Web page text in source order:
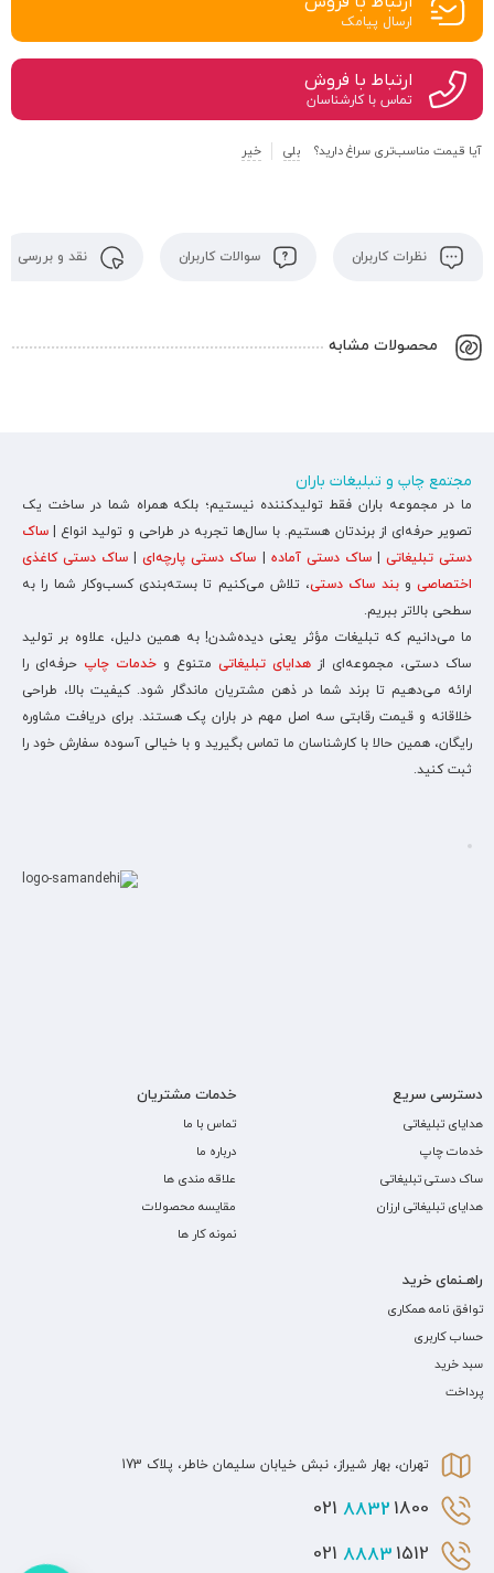
ارسال پیامک
ارتباط با فروش
تماس با کارشناسان
آیا قیمت مناسب‌تری سراغ دارید؟ بلی خیر
نظرات کاربران سوالات کاربران نقد و بررسی
محصولات مشابه
مجتمع چاپ و تبلیغات باران
ما در مجموعه باران فقط تولیدکننده نیستیم؛ بلکه همراه شما در ساخت یک
تصویر حرفه‌ای از برندتان هستیم. با سال‌ها تجربه در طراحی و تولید انواع | ساک
دستی تبلیغاتی |ساک دستی آماده ساک دستی پارچه‌ای| ساک دستی کاغذی
اختصاصی وبند ساک دستی، تلاش می‌کنیم تا بسته‌بندی کسب‌وکار شما را به
سطحی بالاتر ببریم.
ما می‌دانیم که تبلیغات مؤثر یعنی دیده‌شدن! به همین دلیل، علاوه بر تولید
ساک دستی، مجموعه‌ای از هدایای تبلیغاتی متنوع و خدمات چاپ حرفه‌ای را
ارائه می‌دهیم تا برند شما در ذهن مشتریان ماندگار شود. کیفیت بالا، طراحی
خلاقانه و قیمت رقابتی سه اصل مهم در باران پک هستند. برای دریافت مشاوره
رایگان، همین حالا با کارشناسان ما تماس بگیرید و با خیالی آسوده سفارش خود را
ثبت کنید.
دسترسی سریع
هدایای تبلیغاتی
خدمات چاپ
ساک دستی تبلیغاتی
هدایای تبلیغاتی ارزان
خدمات مشتریان
تماس با ما
درباره ما
علاقه مندی ها
مقایسه محصولات
نمونه کار ها
راهـنمای خرید
توافق نامه همکاری
حساب کاربری
سبد خرید
پرداخت
تهران، بهار شیراز، نبش خیابان سلیمان خاطر، پلاک 173
8832 1800 021
8883 1512 021